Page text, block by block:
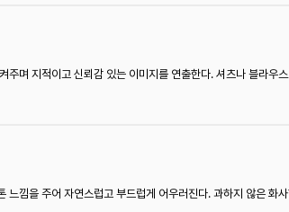
주며 지적이고 신뢰감 있는 이미지를 연출한다. 셔츠나 블라우
느낌을 주어 자연스럽고 부드럽게 어우러진다. 과하지 않은 화